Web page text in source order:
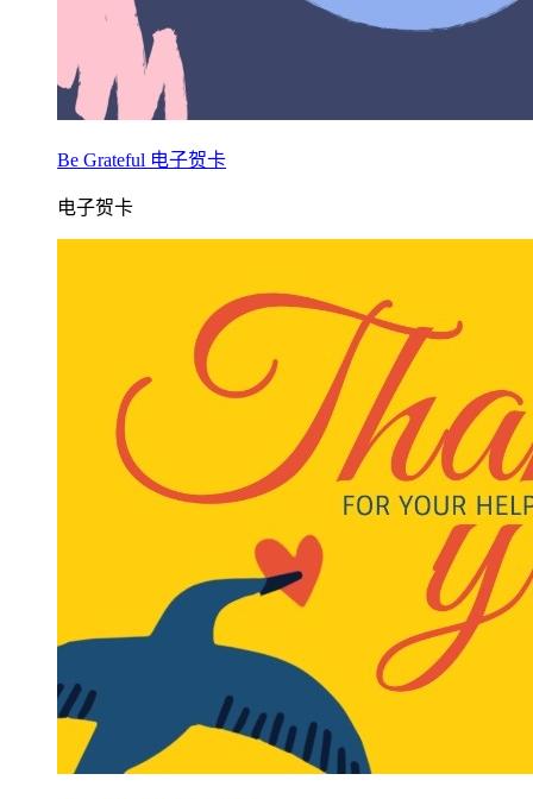
Be Grateful 电子贺卡
电子贺卡